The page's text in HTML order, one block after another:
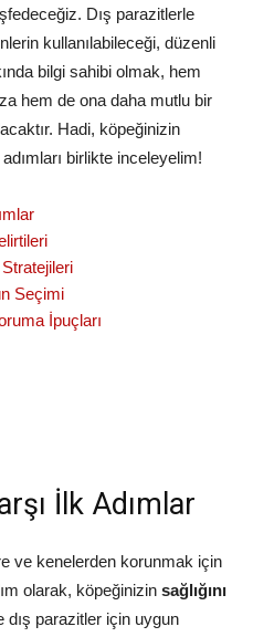
Dış parazitlerle
kullanılabileceği, düzenli
bilgi sahibi olmak, hem
hem de ona daha mutlu bir
Hadi, köpeğinizin
birlikte inceleyelim!
Seçimi
İpuçları
İlk Adımlar
ve kenelerden korunmak için
olarak, köpeğinizin sağlığını
parazitler için uygun